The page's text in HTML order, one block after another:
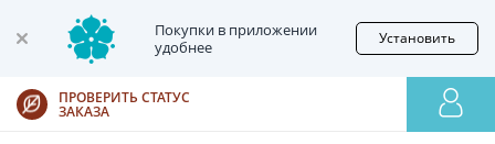
Покупки в приложении
удобнее
Установить
ПРОВЕРИТЬ СТАТУС
ЗАКАЗА